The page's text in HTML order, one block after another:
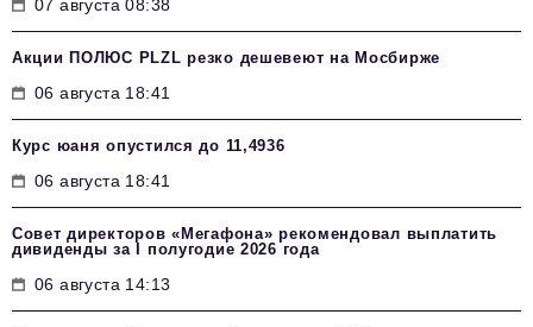
07 августа 08:38
Акции ПОЛЮС PLZL резко дешевеют на Мосбирже
06 августа 18:41
Курс юаня опустился до 11,4936
06 августа 18:41
Совет директоров «Мегафона» рекомендовал выплатить
дивиденды за I полугодие 2026 года
06 августа 14:13